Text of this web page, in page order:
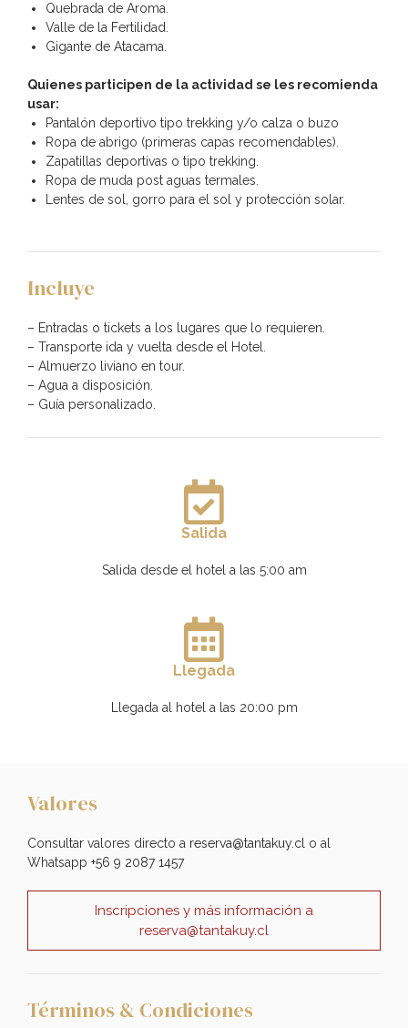
Quebrada de Aroma.
Valle de la Fertilidad.
Gigante de Atacama.
Quienes participen de la actividad se les recomienda
usar:
Pantalón deportivo tipo trekking y/o calza o buzo
Ropa de abrigo (primeras capas recomendables).
Zapatillas deportivas o tipo trekking.
Ropa de muda post aguas termales.
Lentes de sol, gorro para el sol y protección solar.
Incluye
– Entradas o tickets a los lugares que lo requieren.
– Transporte ida y vuelta desde el Hotel.
– Almuerzo liviano en tour.
– Agua a disposición.
– Guía personalizado.
Salida
Salida desde el hotel a las 5:00 am
Llegada
Llegada al hotel a las 20:00 pm
Valores
Consultar valores directo a reserva@tantakuy.cl o al
Whatsapp +56 9 2087 1457
Inscripciones y más información a
reserva@tantakuy.cl
Términos & Condiciones​